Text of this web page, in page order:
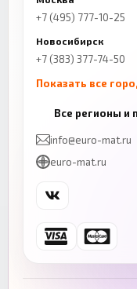
+7 (495) 777-10-25
Новосибирск
+7 (383) 377-74-50
Показать все
+7 (843) 206-01-30
Челябинск
+7 (343) 300-99-67
Ростов-на-Дону
+7 (863) 333-50-75
Все регионы и
info@euro-mat.ru
euro-mat.ru